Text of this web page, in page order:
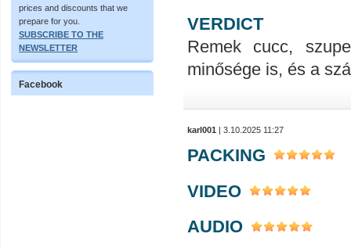
prices and discounts that we
prepare for you.
SUBSCRIBE TO THE
NEWSLETTER
Facebook
VERDICT
Remek cucc,
minősége is, és a
karl001 | 3.10.2025 11:27
PACKING
VIDEO
AUDIO